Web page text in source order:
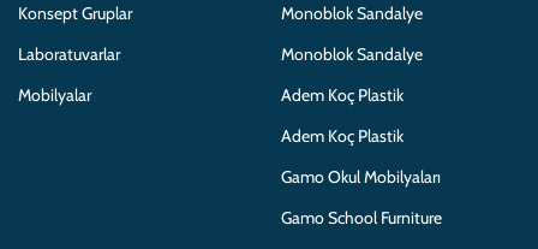
Konsept Gruplar
Laboratuvarlar
Mobilyalar
Monoblok Sandalye
Monoblok Sandalye
Adem Koç Plastik
Adem Koç Plastik
Gamo Okul Mobilyaları
Gamo School Furniture